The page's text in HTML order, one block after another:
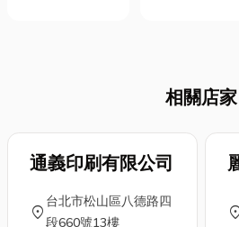
為天然清潔劑
無法有效清
潔，但事實
上，它們不僅
能徹底去除污
板、壓力容器
鋼板以及鋼捲
因其獨特的
能，在各行
業中扮演著
可或缺的角
色。鋼捲，
相關店家
通義印刷有限公司
location_on
台北市松山區八德路四
段660號13樓